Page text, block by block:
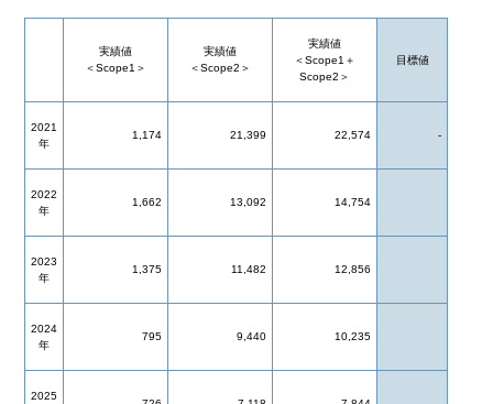
実績値
＜Scope1＞
実績値
＜Scope2＞
実績値
＜Scope1＋
Scope2＞
目標値
2021
年
1,174 21,399 22,574 -
2022
年
1,662 13,092 14,754
2023
年
1,375 11,482 12,856
2024
年
795 9,440 10,235
2025